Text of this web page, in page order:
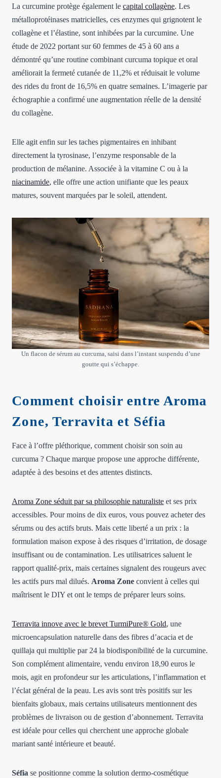
La curcumine protège également le capital collagène. Les
métalloprotéinases matricielles, ces enzymes qui grignotent le
collagène et l’élastine, sont inhibées par la curcumine. Une
étude de 2022 portant sur 60 femmes de 45 à 60 ans a
démontré qu’une routine combinant curcuma topique et oral
améliorait la fermeté cutanée de 11,2% et réduisait le volume
des rides du front de 16,5% en quatre semaines. L’imagerie par
échographie a confirmé une augmentation réelle de la densité
du collagène.
Elle agit enfin sur les taches pigmentaires en inhibant
directement la tyrosinase, l’enzyme responsable de la
production de mélanine. Associée à la vitamine C ou à la
niacinamide, elle offre une action unifiante que les peaux
matures, souvent marquées par le soleil, attendent.
Un flacon de sérum au curcuma, saisi dans l’instant suspendu d’une
goutte qui s’échappe.
Comment choisir entre Aroma
Zone, Terravita et Séfia
Face à l’offre pléthorique, comment choisir son soin au
curcuma ? Chaque marque propose une approche différente,
adaptée à des besoins et des attentes distincts.
Aroma Zone séduit par sa philosophie naturaliste et ses prix
accessibles. Pour moins de dix euros, vous pouvez acheter des
sérums ou des actifs bruts. Mais cette liberté a un prix : la
formulation maison expose à des risques d’irritation, de dosage
insuffisant ou de contamination. Les utilisatrices saluent le
rapport qualité-prix, mais certaines signalent des rougeurs avec
les actifs purs mal dilués. Aroma Zone convient à celles qui
maîtrisent le DIY et ont le temps de préparer leurs soins.
Terravita innove avec le brevet TurmiPure® Gold, une
microencapsulation naturelle dans des fibres d’acacia et de
quillaja qui multiplie par 24 la biodisponibilité de la curcumine.
Son complément alimentaire, vendu environ 18,90 euros le
mois, agit en profondeur sur les articulations, l’inflammation et
l’éclat général de la peau. Les avis sont très positifs sur les
bienfaits globaux, mais certains utilisateurs mentionnent des
problèmes de livraison ou de gestion d’abonnement. Terravita
est idéale pour celles qui cherchent une approche globale
mariant santé intérieure et beauté.
Séfia se positionne comme la solution dermo-cosmétique